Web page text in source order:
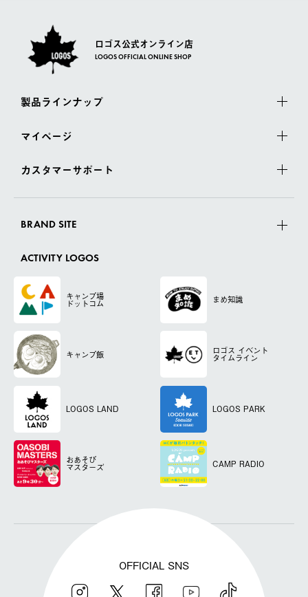
ロゴス公式オンライン店
LOGOS OFFICIAL ONLINE SHOP
製品ラインナップ
マイページ
カスタマーサポート
BRAND SITE
ACTIVITY LOGOS
キャンプ場
ドットコム まめ知識
キャンプ飯 ロゴス イベント
タイムライン
LOGOS LAND LOGOS PARK
おあそび
マスターズ CAMP RADIO
OFFICIAL SNS